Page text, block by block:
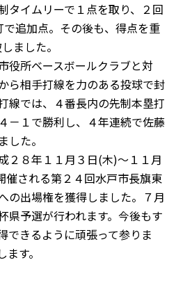
タイムリーで１点を取り、２回
追加点。その後も、得点を重
ました。
役所ベースボールクラブと対
ら相手打線を力のある投球で封
線では、４番長内の先制本塁打
－１で勝利し、４年連続で佐藤
した。
２８年１１月３日(木)～１１月
催される第２４回水戸市長旗東
の出場権を獲得しました。７月
県予選が行われます。今後もす
できるように頑張って参りま
す。